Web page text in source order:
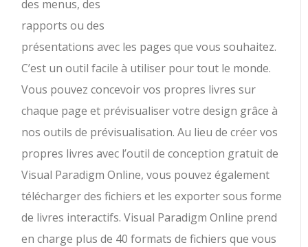
des menus, des
rapports ou des
présentations avec les pages que vous souhaitez.
C’est un outil facile à utiliser pour tout le monde.
Vous pouvez concevoir vos propres livres sur
chaque page et prévisualiser votre design grâce à
nos outils de prévisualisation. Au lieu de créer vos
propres livres avec l’outil de conception gratuit de
Visual Paradigm Online, vous pouvez également
télécharger des fichiers et les exporter sous forme
de livres interactifs. Visual Paradigm Online prend
en charge plus de 40 formats de fichiers que vous